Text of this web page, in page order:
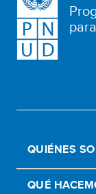
QUIÉNES
QUÉ